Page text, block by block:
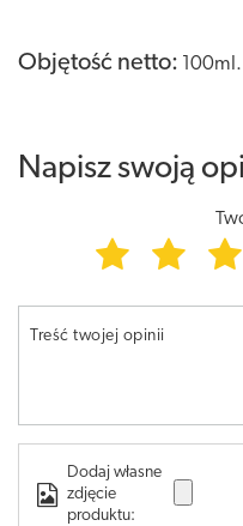
Objętość netto: 100ml.
Napisz swoją
Treść twojej opinii
Dodaj własne
zdjęcie
produktu: